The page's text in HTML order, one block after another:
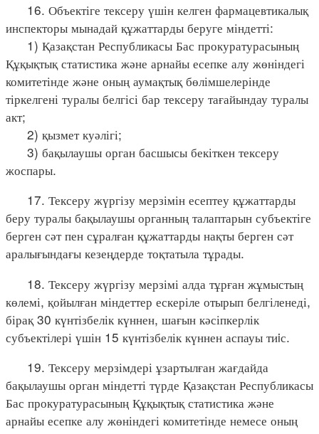
16. Объектіге тексеру үшін келген фармацевтикалық
инспекторы мынадай құжаттарды беруге міндетті:
1) Қазақстан Республикасы Бас прокуратурасының
Құқықтық статистика және арнайы есепке алу жөніндегі
комитетінде және оның аумақтық бөлімшелерінде
тіркелгені туралы белгісі бар тексеру тағайындау туралы
акт;
2) қызмет куәлігі;
3) бақылаушы орган басшысы бекіткен тексеру
жоспары.
17. Тексеру жүргізу мерзімін есептеу құжаттарды
беру туралы бақылаушы органның талаптарын субъектіге
берген сәт пен сұралған құжаттарды нақты берген сәт
аралығындағы кезеңдерде тоқтатыла тұрады.
18. Тексеру жүргізу мерзімі алда тұрған жұмыстың
көлемі, қойылған міндеттер ескеріле отырып белгіленеді,
бірақ 30 күнтізбелік күннен, шағын кәсіпкерлік
субъектілері үшін 15 күнтізбелік күннен аспауы тиiс.
19. Тексеру мерзімдері ұзартылған жағдайда
бақылаушы орган міндетті түрде Қазақстан Республикасы
Бас прокуратурасының Құқықтық статистика және
арнайы есепке алу жөніндегі комитетінде немесе оның